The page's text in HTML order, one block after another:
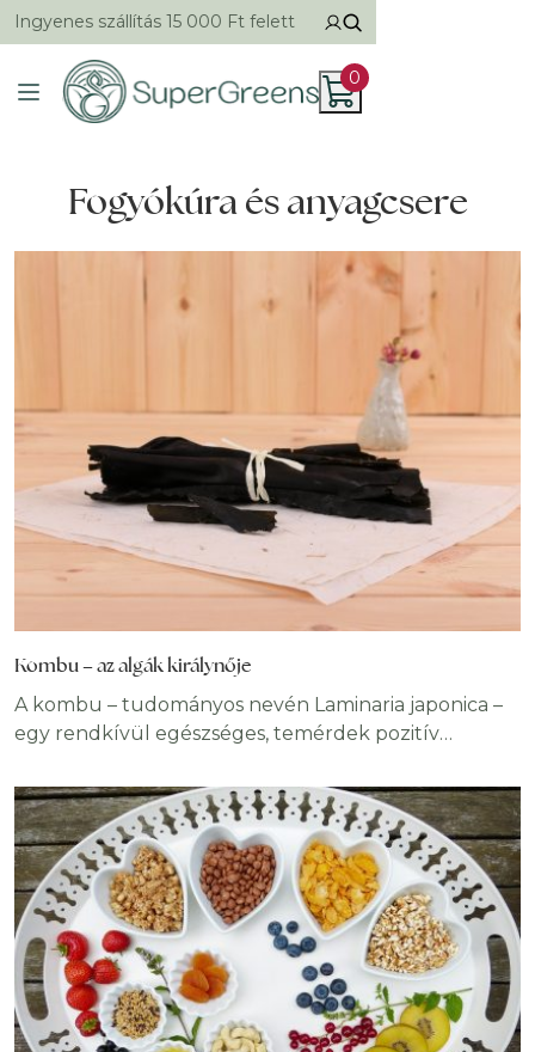
Ingyenes szállítás 15 000 Ft felett
0
Fogyókúra és anyagcsere
Kombu – az algák királynője
A kombu – tudományos nevén Laminaria japonica –
egy rendkívül egészséges, temérdek pozitív
fajához tartozó alga fajta, melyet a világ számos
országában fogyasztanak. Legnagyobb felhasználói
a japánok, akik több mint másfél évezrede
használják, és úgy tekintenek rá, mint az egészség és
a hosszú élettartam zálogára. Az ázsiai konyha egyik